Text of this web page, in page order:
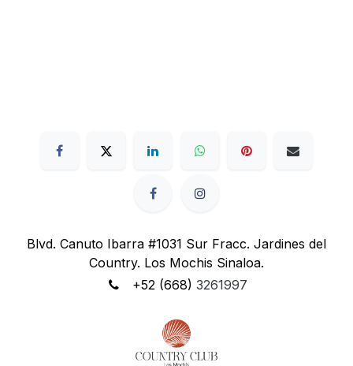
Blvd. Canuto Ibarra #1031 Sur Fracc. Jardines del
Country. Los Mochis Sinaloa.
+52 (668) 3261997